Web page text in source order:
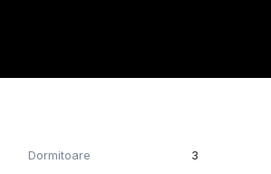
in timpul intalnirii pentru vizionare.
Dormitoare 3